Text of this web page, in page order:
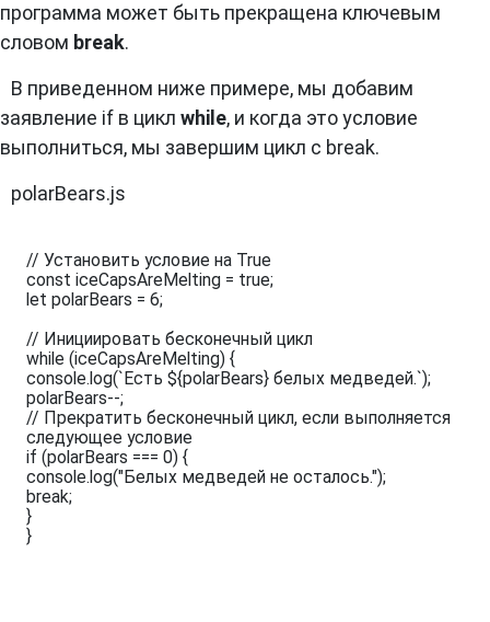
программа может быть прекращена ключевым
словом break.
В приведенном ниже примере, мы добавим
заявление if в цикл while, и когда это условие
выполниться, мы завершим цикл с break.
polarBears.js
// Установить условие на True
const iceCapsAreMelting = true;
let polarBears = 6;
// Инициировать бесконечный цикл
while (iceCapsAreMelting) {
console.log(`Есть ${polarBears} белых медведей.`);
polarBears--;
// Прекратить бесконечный цикл, если выполняется
следующее условие
if (polarBears === 0) {
console.log("Белых медведей не осталось.");
break;
}
}